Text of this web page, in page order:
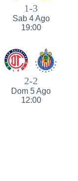
1-3
Sab 4 Ago
19:00
2-2
Dom 5 Ago
12:00